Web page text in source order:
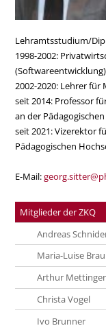
Lehramtsstudium/
1998-2002:
(Softwareentwicklung)
2002-2020: Lehrer
seit 2014: Professor
an der
seit 2021: Vizerektor
Pädagogischen
E-Mail:
Mitglieder der ZKQ
Andreas
Maria-Luise
Arthur Mettinger
Christa Vogel
Ivo Brunner